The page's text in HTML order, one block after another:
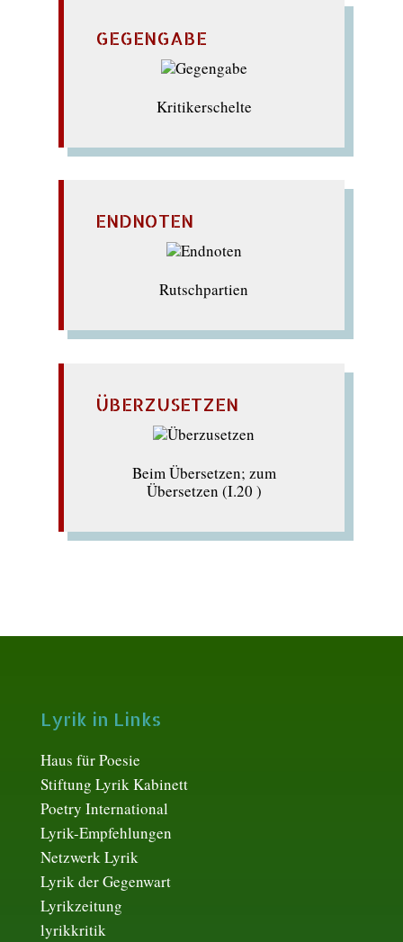
GEGENGABE
Kritikerschelte
ENDNOTEN
Rutschpartien
ÜBERZUSETZEN
Beim Übersetzen; zum
Übersetzen (I.20 )
Lyrik in Links
Haus für Poesie
Stiftung Lyrik Kabinett
Poetry International
Lyrik-Empfehlungen
Netzwerk Lyrik
Lyrik der Gegenwart
Lyrikzeitung
lyrikkritik